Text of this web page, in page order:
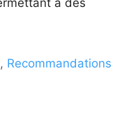
, Recommandations